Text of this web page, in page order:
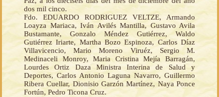
dos mil cinco.
Fdo. EDUARDO RODRIGUEZ VELTZE, Armando
Loayza Mariaca, Iván Avilés Mantilla, Gustavo Avila
Bustamante, Gonzalo Méndez Gutiérrez, Waldo
Gutiérrez Iriarte, Martha Bozo Espinoza, Carlos Díaz
Villavicencio, Mario Moreno Viruéz, Sergio M.
Medinaceli Monroy, Maria Cristina Mejía Barragán,
Lourdes Ortiz Daza Ministra Interina de Salud y
Deportes, Carlos Antonio Laguna Navarro, Guillermo
Ribera Cuellar, Dionisio Garzón Martínez, Naya Ponce
Fortún, Pedro Ticona Cruz.